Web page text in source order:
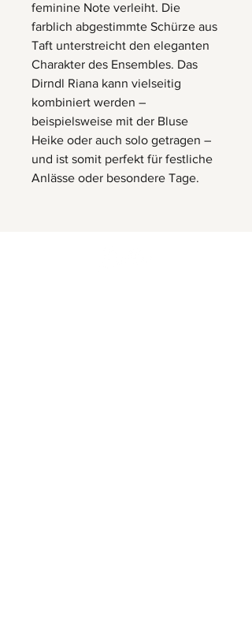
feminine Note verleiht. Die
farblich abgestimmte Schürze aus
Taft unterstreicht den eleganten
Charakter des Ensembles. Das
Dirndl Riana kann vielseitig
kombiniert werden –
beispielsweise mit der Bluse
Heike oder auch solo getragen –
und ist somit perfekt für festliche
Anlässe oder besondere Tage.